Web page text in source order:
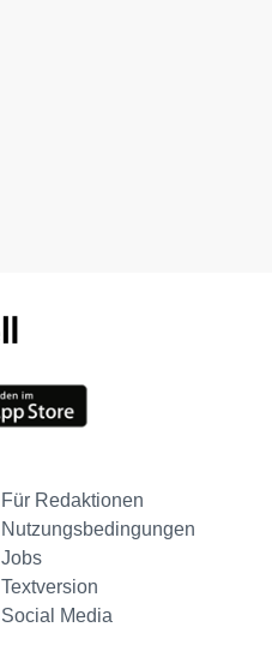
Für Redaktionen
Nutzungsbedingungen
Jobs
Textversion
Social Media